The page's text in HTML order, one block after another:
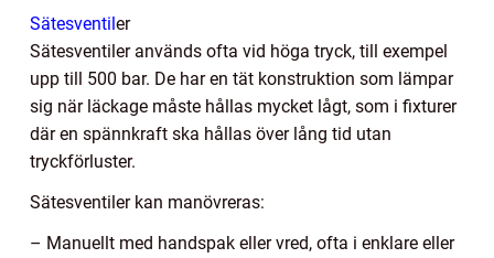
Sätesventiler
Sätesventiler används ofta vid höga tryck, till exempel
upp till 500 bar. De har en tät konstruktion som lämpar
sig när läckage måste hållas mycket lågt, som i fixturer
där en spännkraft ska hållas över lång tid utan
tryckförluster.
Sätesventiler kan manövreras:
– Manuellt med handspak eller vred, ofta i enklare eller